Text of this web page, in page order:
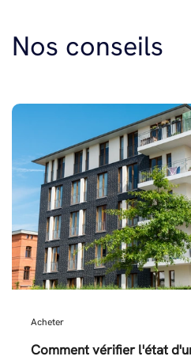
Nos conseils
Acheter
Comment vérifier l'état